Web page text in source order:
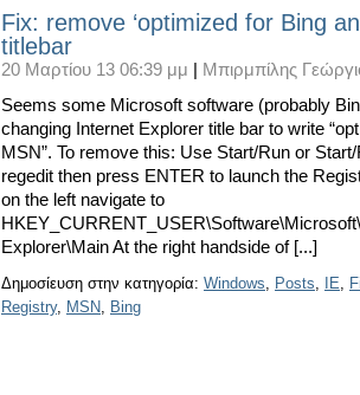
Fix: remove ‘optimized for Bing
titlebar
20 Μαρτίου 13 06:39 μμ
Μπιρμπίλης
Seems some Microsoft software (probably
changing Internet Explorer title bar to write
MSN”. To remove this: Use Start/Run or
regedit then press ENTER to launch the
on the left navigate to
Explorer\Main At the right handside of [...]
Δημοσίευση στην κατηγορία: Windows, Posts, IE,
Registry, MSN, Bing